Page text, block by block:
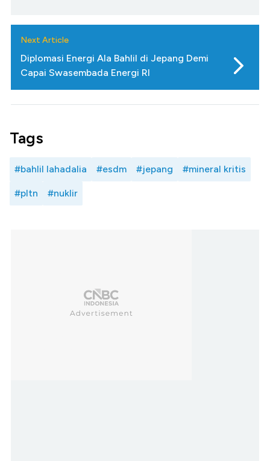
Next Article
Diplomasi Energi Ala Bahlil di Jepang Demi
Capai Swasembada Energi RI
Tags
#bahlil lahadalia #esdm #jepang #mineral kritis
#pltn #nuklir